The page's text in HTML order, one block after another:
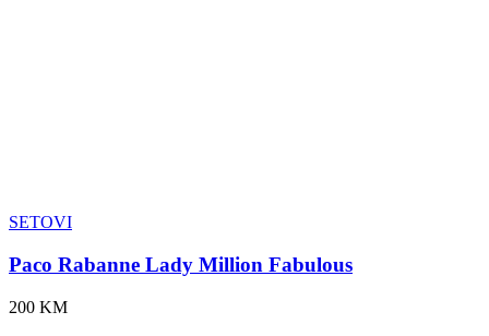
SETOVI
Paco Rabanne Lady Million Fabulous
200 KM